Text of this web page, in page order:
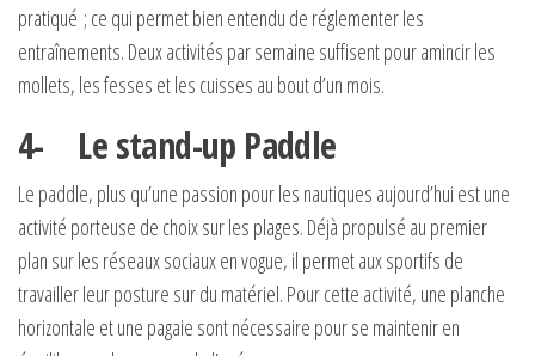
pratiqué ; ce qui permet bien entendu de réglementer les
entraînements. Deux activités par semaine suffisent pour amincir les
mollets, les fesses et les cuisses au bout d’un mois.
4- Le stand-up Paddle
Le paddle, plus qu’une passion pour les nautiques aujourd’hui est une
activité porteuse de choix sur les plages. Déjà propulsé au premier
plan sur les réseaux sociaux en vogue, il permet aux sportifs de
travailler leur posture sur du matériel. Pour cette activité, une planche
horizontale et une pagaie sont nécessaire pour se maintenir en